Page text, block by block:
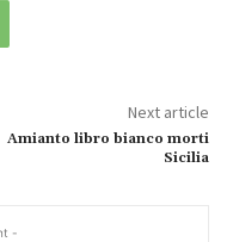
Next article
Amianto libro bianco morti
Sicilia
-